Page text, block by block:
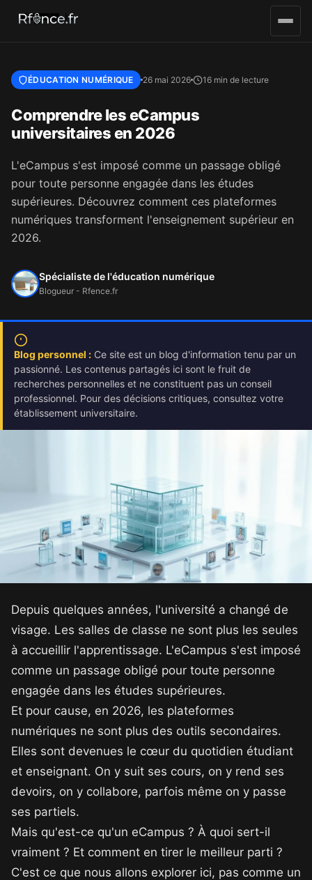
ÉDUCATION NUMÉRIQUE 26 mai 2026 16 min de lecture
Comprendre les eCampus
universitaires en 2026
L'eCampus s'est imposé comme un passage obligé
pour toute personne engagée dans les études
supérieures. Découvrez comment ces plateformes
numériques transforment l'enseignement supérieur en
2026.
Spécialiste de l'éducation numérique
Blogueur - Rfence.fr
Blog personnel : Ce site est un blog d'information tenu par un
passionné. Les contenus partagés ici sont le fruit de
recherches personnelles et ne constituent pas un conseil
professionnel. Pour des décisions critiques, consultez votre
établissement universitaire.
Depuis quelques années, l'université a changé de
visage. Les salles de classe ne sont plus les seules
à accueillir l'apprentissage. L'eCampus s'est imposé
comme un passage obligé pour toute personne
engagée dans les études supérieures.
Et pour cause, en 2026, les plateformes
numériques ne sont plus des outils secondaires.
Elles sont devenues le cœur du quotidien étudiant
et enseignant. On y suit ses cours, on y rend ses
devoirs, on y collabore, parfois même on y passe
ses partiels.
Mais qu'est-ce qu'un eCampus ? À quoi sert-il
vraiment ? Et comment en tirer le meilleur parti ?
C'est ce que nous allons explorer ici, pas comme un